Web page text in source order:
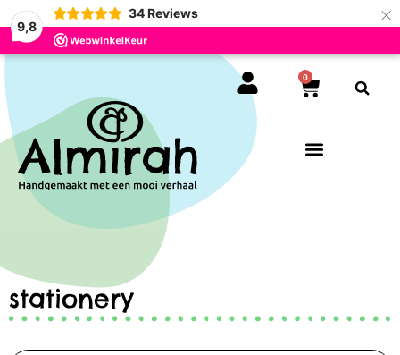
9,8
34 Reviews ×
0
stationery